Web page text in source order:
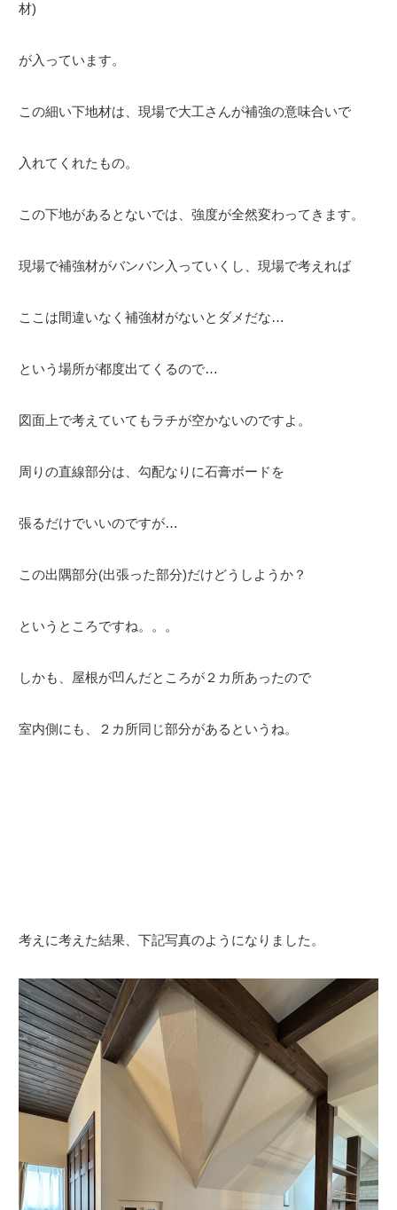
材)
が入っています。
この細い下地材は、現場で大工さんが補強の意味合いで
入れてくれたもの。
この下地があるとないでは、強度が全然変わってきます。
現場で補強材がバンバン入っていくし、現場で考えれば
ここは間違いなく補強材がないとダメだな…
という場所が都度出てくるので…
図面上で考えていてもラチが空かないのですよ。
周りの直線部分は、勾配なりに石膏ボードを
張るだけでいいのですが…
この出隅部分(出張った部分)だけどうしようか？
というところですね。。。
しかも、屋根が凹んだところが２カ所あったので
室内側にも、２カ所同じ部分があるというね。
考えに考えた結果、下記写真のようになりました。